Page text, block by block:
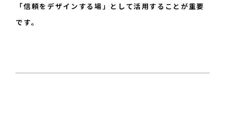
「信頼をデザインする場」として活用することが重要
です。